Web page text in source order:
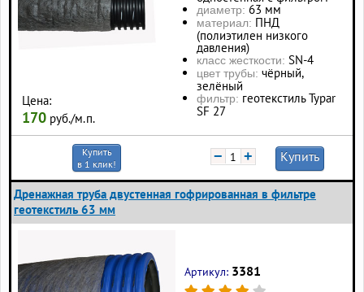
Цена:
170 руб./м.п.
диаметр: 63 мм
материал: ПНД
(полиэтилен низкого
давления)
класс жесткости: SN-4
цвет трубы: чёрный,
зелёный
фильтр: геотекстиль Typar
SF 27
Купить
в 1 клик!
− + Купить
Дренажная труба двустенная гофрированная в фильтре
геотекстиль 63 мм
Артикул: 3381